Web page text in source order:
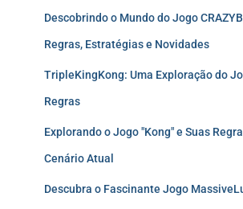
Descobrindo o Mundo do Jogo
Regras, Estratégias e Novidades
TripleKingKong: Uma Exploração do
Regras
Explorando o Jogo "Kong" e Suas
Cenário Atual
Descubra o Fascinante Jogo